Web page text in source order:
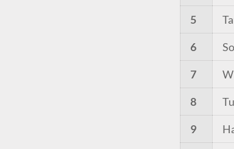
5
6
7
8
9